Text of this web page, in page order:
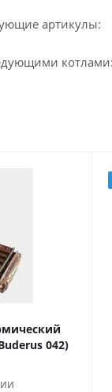
артикулы:
котлами:
042)